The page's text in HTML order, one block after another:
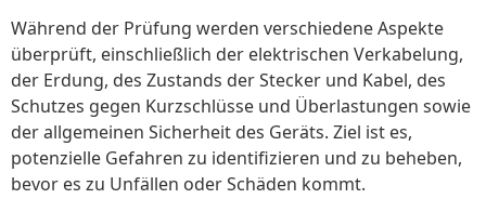
Während der Prüfung werden verschiedene Aspekte
überprüft, einschließlich der elektrischen Verkabelung,
der Erdung, des Zustands der Stecker und Kabel, des
Schutzes gegen Kurzschlüsse und Überlastungen sowie
der allgemeinen Sicherheit des Geräts. Ziel ist es,
potenzielle Gefahren zu identifizieren und zu beheben,
bevor es zu Unfällen oder Schäden kommt.